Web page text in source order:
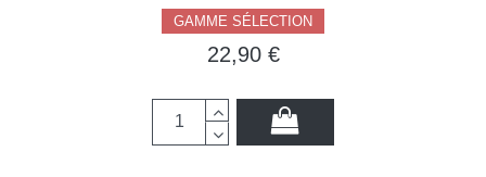
GAMME SÉLECTION
22,90 €